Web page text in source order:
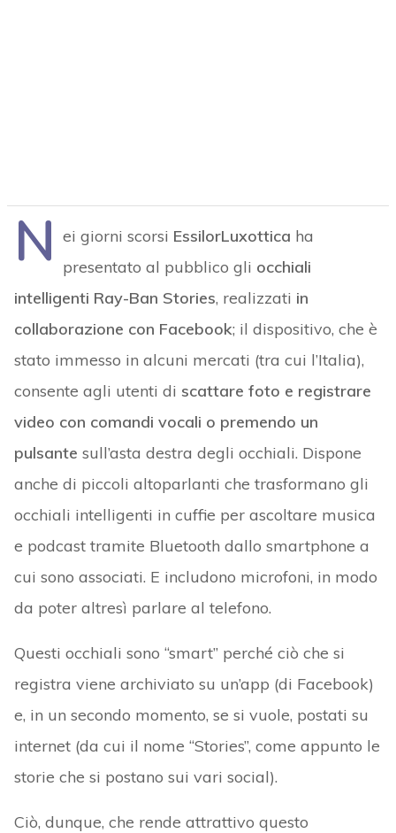
N ei giorni scorsi EssilorLuxottica ha
presentato al pubblico gli occhiali
intelligenti Ray-Ban Stories, realizzati in
collaborazione con Facebook; il dispositivo, che è
stato immesso in alcuni mercati (tra cui l’Italia),
consente agli utenti di scattare foto e registrare
video con comandi vocali o premendo un
pulsante sull’asta destra degli occhiali. Dispone
anche di piccoli altoparlanti che trasformano gli
occhiali intelligenti in cuffie per ascoltare musica
e podcast tramite Bluetooth dallo smartphone a
cui sono associati. E includono microfoni, in modo
da poter altresì parlare al telefono.
Questi occhiali sono “smart” perché ciò che si
registra viene archiviato su un’app (di Facebook)
e, in un secondo momento, se si vuole, postati su
internet (da cui il nome “Stories”, come appunto le
storie che si postano sui vari social).
Ciò, dunque, che rende attrattivo questo